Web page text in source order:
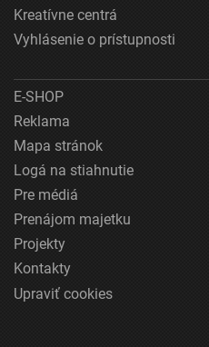
Kreatívne centrá
Vyhlásenie o prístupnosti
E-SHOP
Reklama
Mapa stránok
Logá na stiahnutie
Pre médiá
Prenájom majetku
Projekty
Kontakty
Upraviť cookies